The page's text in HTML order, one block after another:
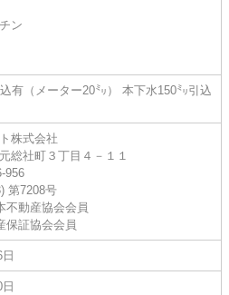
ン
有（メーター20㍉） 本下水150㍉引込
株式会社
総社町３丁目４－１１
956
第7208号
動産協会会員
証協会会員